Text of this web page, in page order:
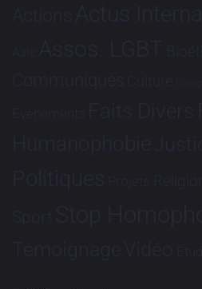
Actions Actus
Asie Assos. LGBT
Communiqués Culture
Evénements Faits Divers
Humanophobie
Politiques Projets
Sport Stop
TémoignageVidéo